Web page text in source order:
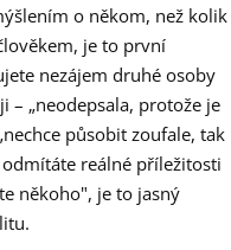
o někom, než kolik
je to první
nezájem druhé osoby
– „neodepsala, protože je
působit zoufale, tak
reálné příležitosti
někoho", je to jasný